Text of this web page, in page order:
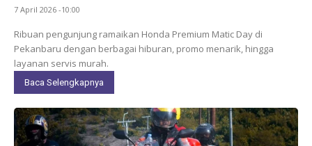
7 April 2026 -10:00
Ribuan pengunjung ramaikan Honda Premium Matic Day di
Pekanbaru dengan berbagai hiburan, promo menarik, hingga
layanan servis murah.
Baca Selengkapnya